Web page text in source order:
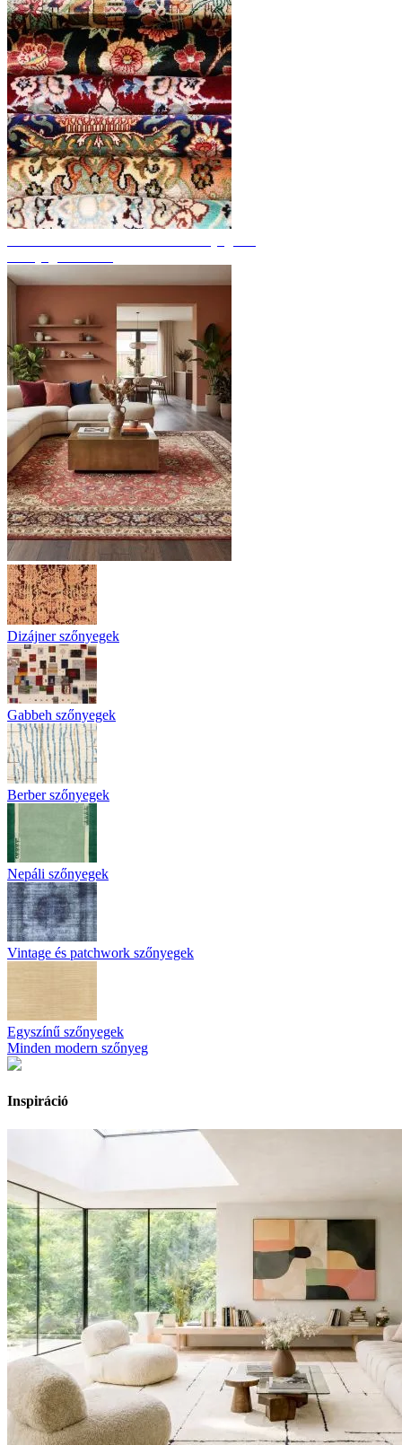
Dizájner szőnyegek
Gabbeh szőnyegek
Berber szőnyegek
Nepáli szőnyegek
Vintage és patchwork szőnyegek
Egyszínű szőnyegek
Minden modern szőnyeg
Inspiráció